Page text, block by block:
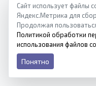
Редакционные
Монетизация
Политика
Политика cookies
Сайт использует файлы
Яндекс.Метрика для
Продолжая
Политикой обработки
использования файлов
Понятно